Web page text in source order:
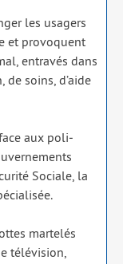
les usa­gers
et pro­voquent
entra­vés dans
soins, d’aide
aux poli­
Sociale, la
mar­te­lés
télé­vi­sion,